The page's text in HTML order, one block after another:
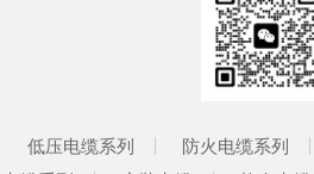
低压电缆系列 防火电缆系列